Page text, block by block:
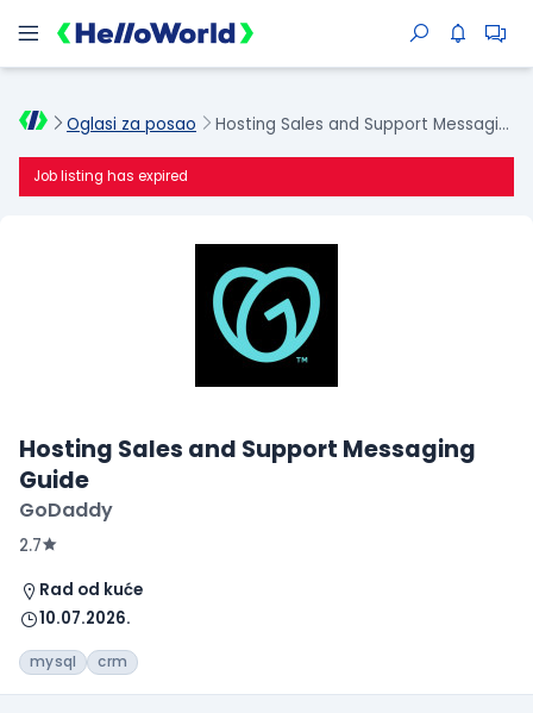
Oglasi za posao Hosting Sales and Support Messaging Guide
Job listing has expired
Hosting Sales and Support Messaging
Guide
GoDaddy
2.7
Rad od kuće
10.07.2026.
mysql crm